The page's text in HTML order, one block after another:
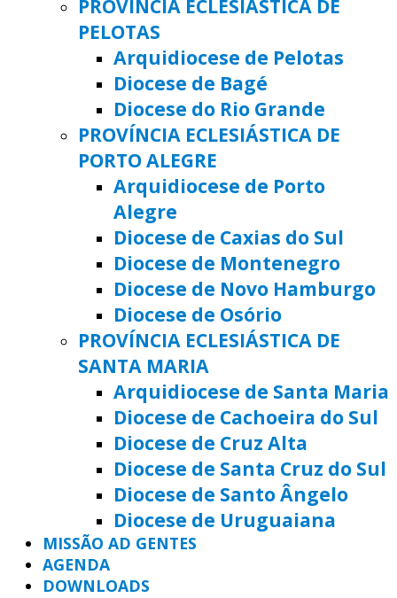
PROVÍNCIA ECLESIÁSTICA DE
PELOTAS
Arquidiocese de Pelotas
Diocese de Bagé
Diocese do Rio Grande
PROVÍNCIA ECLESIÁSTICA DE
PORTO ALEGRE
Arquidiocese de Porto
Alegre
Diocese de Caxias do Sul
Diocese de Montenegro
Diocese de Novo Hamburgo
Diocese de Osório
PROVÍNCIA ECLESIÁSTICA DE
SANTA MARIA
Arquidiocese de Santa Maria
Diocese de Cachoeira do Sul
Diocese de Cruz Alta
Diocese de Santa Cruz do Sul
Diocese de Santo Ângelo
Diocese de Uruguaiana
MISSÃO AD GENTES
AGENDA
DOWNLOADS